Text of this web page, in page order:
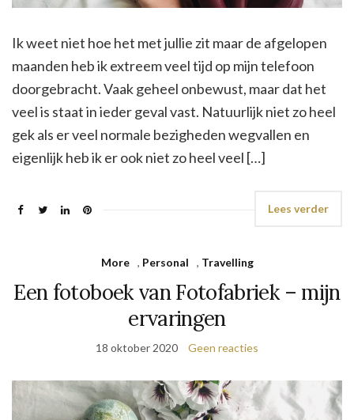
Ik weet niet hoe het met jullie zit maar de afgelopen
maanden heb ik extreem veel tijd op mijn telefoon
doorgebracht. Vaak geheel onbewust, maar dat het
veel is staat in ieder geval vast. Natuurlijk niet zo heel
gek als er veel normale bezigheden wegvallen en
eigenlijk heb ik er ook niet zo heel veel […]
Lees verder
More , Personal , Travelling
Een fotoboek van Fotofabriek – mijn
ervaringen
18 oktober 2020 Geen reacties